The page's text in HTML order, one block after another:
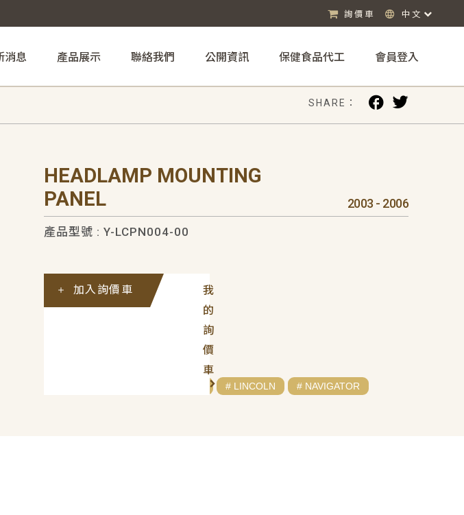
詢價車 中文
消息 產品展示 聯絡我們 公開資訊 保健食品代工 會員登入
SHARE：
HEADLAMP MOUNTING
PANEL
2003 - 2006
產品型號 : Y-LCPN004-00
我
的
詢
價
車
加入詢價車
# LINCOLN # NAVIGATOR